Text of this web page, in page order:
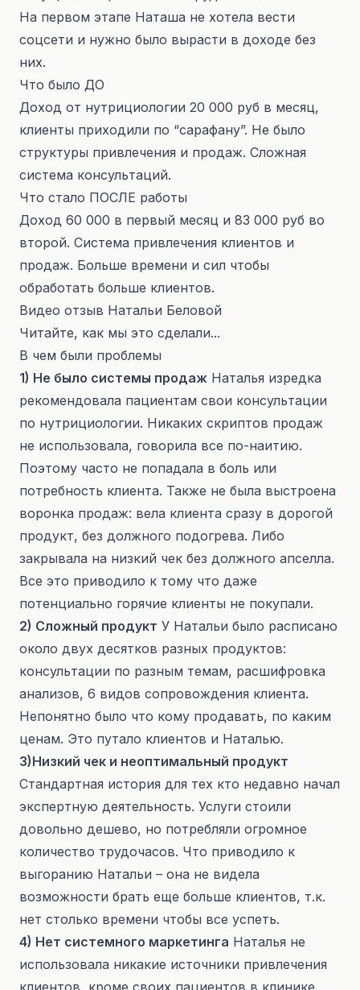
На первом этапе Наташа не хотела вести
соцсети и нужно было вырасти в доходе без
них.
Что было ДО
Доход от нутрициологии 20 000 руб в месяц,
клиенты приходили по “сарафану”. Не было
структуры привлечения и продаж. Сложная
система консультаций.
Что стало ПОСЛЕ работы
Доход 60 000 в первый месяц и 83 000 руб во
второй. Система привлечения клиентов и
продаж. Больше времени и сил чтобы
обработать больше клиентов.
Видео отзыв Натальи Беловой
Читайте, как мы это сделали...
В чем были проблемы
1) Не было системы продаж Наталья изредка
рекомендовала пациентам свои консультации
по нутрициологии. Никаких скриптов продаж
не использовала, говорила все по-наитию.
Поэтому часто не попадала в боль или
потребность клиента. Также не была выстроена
воронка продаж: вела клиента сразу в дорогой
продукт, без должного подогрева. Либо
закрывала на низкий чек без должного апселла.
Все это приводило к тому что даже
потенциально горячие клиенты не покупали.
2) Сложный продукт У Натальи было расписано
около двух десятков разных продуктов:
консультации по разным темам, расшифровка
анализов, 6 видов сопровождения клиента.
Непонятно было что кому продавать, по каким
ценам. Это путало клиентов и Наталью.
3)Низкий чек и неоптимальный продукт
Стандартная история для тех кто недавно начал
экспертную деятельность. Услуги стоили
довольно дешево, но потребляли огромное
количество трудочасов. Что приводило к
выгоранию Натальи – она не видела
возможности брать еще больше клиентов, т.к.
нет столько времени чтобы все успеть.
4) Нет системного маркетинга Наталья не
использовала никакие источники привлечения
клиентов, кроме своих пациентов в клинике.